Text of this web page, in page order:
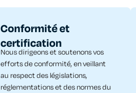
Conformité et
certification
Nous dirigeons et soutenons vos
efforts de conformité, en veillant
au respect des législations,
réglementations et des normes du